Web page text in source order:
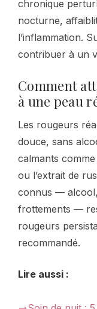
chronique
nocturne,
l’inflammation.
contribuer à un
Comment
à une peau
Les rougeurs
douce, sans
calmants
ou l’extrait de
connus —
frottements —
rougeurs
recommandé.
Lire aussi :